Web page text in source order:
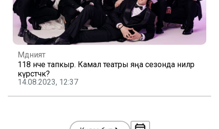
Мәдәният
118 нче тапкыр. Камал театры яңа сезонда ниләр
күрсәтәчәк?
14.08.2023, 12:37